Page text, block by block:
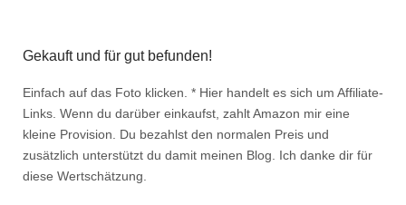
Gekauft und für gut befunden!
Einfach auf das Foto klicken. * Hier handelt es sich um Affiliate-
Links. Wenn du darüber einkaufst, zahlt Amazon mir eine
kleine Provision. Du bezahlst den normalen Preis und
zusätzlich unterstützt du damit meinen Blog. Ich danke dir für
diese Wertschätzung.